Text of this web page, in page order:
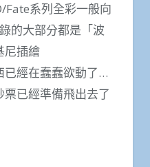
Fate系列全彩一般向
的大部分都是「波
尼插繪
已經在蠢蠢欲動了…
已經準備飛出去了